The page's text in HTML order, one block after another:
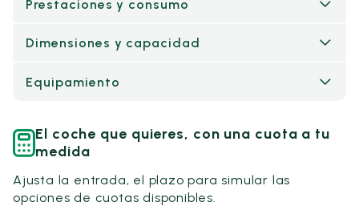
Prestaciones y consumo
Dimensiones y capacidad
Equipamiento
El coche que quieres, con una cuota a tu
medida
Ajusta la entrada, el plazo para simular las
opciones de cuotas disponibles.